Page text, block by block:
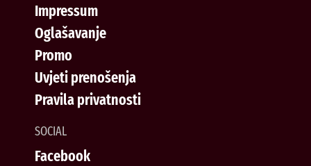
Impressum
Oglašavanje
Promo
Uvjeti prenošenja
Pravila privatnosti
SOCIAL
Facebook